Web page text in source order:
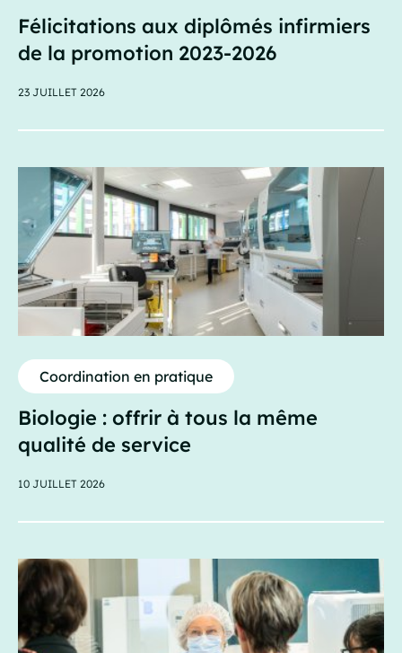
Félicitations aux diplômés infirmiers
de la promotion 2023-2026
23 JUILLET 2026
Coordination en pratique
Biologie : offrir à tous la même
qualité de service
10 JUILLET 2026